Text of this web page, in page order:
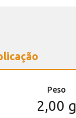
Peso
2,00 g